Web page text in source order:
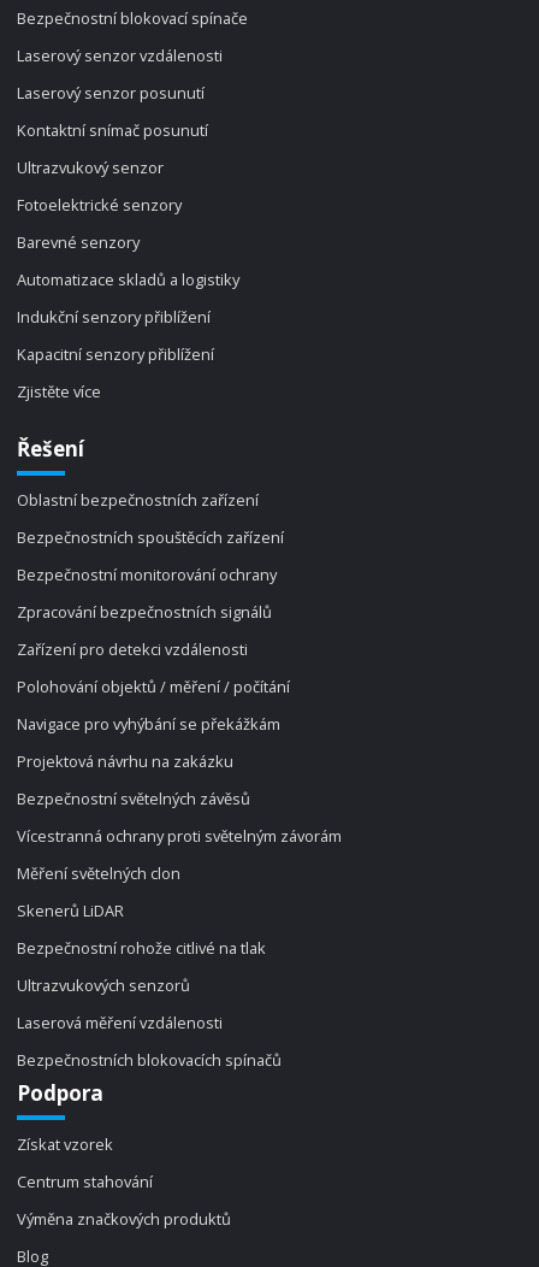
Bezpečnostní blokovací spínače
Laserový senzor vzdálenosti
Laserový senzor posunutí
Kontaktní snímač posunutí
Ultrazvukový senzor
Fotoelektrické senzory
Barevné senzory
Automatizace skladů a logistiky
Indukční senzory přiblížení
Kapacitní senzory přiblížení
Zjistěte více
Řešení
Oblastní bezpečnostních zařízení
Bezpečnostních spouštěcích zařízení
Bezpečnostní monitorování ochrany
Zpracování bezpečnostních signálů
Zařízení pro detekci vzdálenosti
Polohování objektů / měření / počítání
Navigace pro vyhýbání se překážkám
Projektová návrhu na zakázku
Bezpečnostní světelných závěsů
Vícestranná ochrany proti světelným závorám
Měření světelných clon
Skenerů LiDAR
Bezpečnostní rohože citlivé na tlak
Ultrazvukových senzorů
Laserová měření vzdálenosti
Bezpečnostních blokovacích spínačů
Podpora
Získat vzorek
Centrum stahování
Výměna značkových produktů
Blog